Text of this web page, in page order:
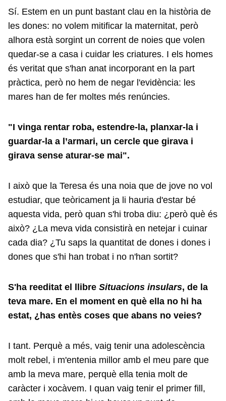
Sí. Estem en un punt bastant clau en la història de
les dones: no volem mitificar la maternitat, però
alhora està sorgint un corrent de noies que volen
quedar-se a casa i cuidar les criatures. I els homes
és veritat que s'han anat incorporant en la part
pràctica, però no hem de negar l'evidència: les
mares han de fer moltes més renúncies.
"I vinga rentar roba, estendre-la, planxar-la i
guardar-la a l’armari, un cercle que girava i
girava sense aturar-se mai".
I això que la Teresa és una noia que de jove no vol
estudiar, que teòricament ja li hauria d'estar bé
aquesta vida, però quan s'hi troba diu: ¿però què és
això? ¿La meva vida consistirà en netejar i cuinar
cada dia? ¿Tu saps la quantitat de dones i dones i
dones que s'hi han trobat i no n'han sortit?
S'ha reeditat el llibre Situacions insulars, de la
teva mare. En el moment en què ella no hi ha
estat, ¿has entès coses que abans no veies?
I tant. Perquè a més, vaig tenir una adolescència
molt rebel, i m'entenia millor amb el meu pare que
amb la meva mare, perquè ella tenia molt de
caràcter i xocàvem. I quan vaig tenir el primer fill,